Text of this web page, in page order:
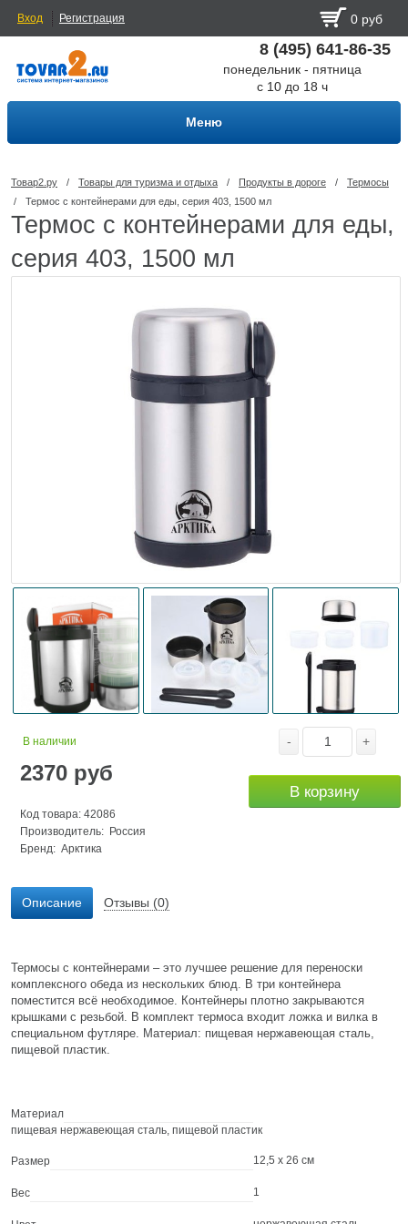
Вход Регистрация 0 руб
8 (495) 641-86-35
понедельник - пятница
с 10 до 18 ч
Меню
Товар2.ру / Товары для туризма и отдыха / Продукты в дороге /
Термосы
/
Термос с контейнерами для еды, серия 403, 1500 мл
Термос с контейнерами для еды,
серия 403, 1500 мл
В наличии
2370 руб
Код товара: 42086
Производитель: Россия
Бренд: Арктика
- +
В корзину
Описание Отзывы (0)
Термосы с контейнерами – это лучшее решение для переноски
комплексного обеда из нескольких блюд. В три контейнера
поместится всё необходимое. Контейнеры плотно закрываются
крышками с резьбой. В комплект термоса входит ложка и вилка в
специальном футляре. Материал: пищевая нержавеющая сталь,
пищевой пластик.
Материал
пищевая нержавеющая сталь, пищевой пластик
Размер 12,5 x 26 см
Вес 1